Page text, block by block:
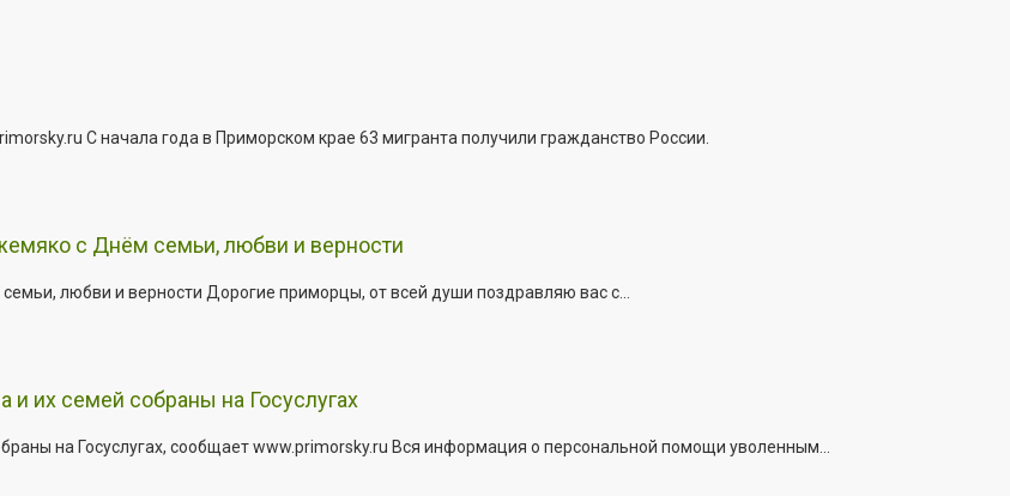
С начала года в Приморском крае 63 мигранта получили гражданство России.
с Днём семьи, любви и верности
любви и верности Дорогие приморцы, от всей души поздравляю вас с...
их семей собраны на Госуслугах
на Госуслугах, сообщает www.primorsky.ru Вся информация о персональной помощи уволенным...